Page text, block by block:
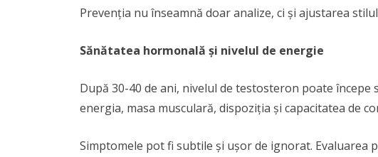
Prevenția nu înseamnă doar analize, ci și ajustarea
Sănătatea hormonală și nivelul de energie
După 30-40 de ani, nivelul de testosteron poate
energia, masa musculară, dispoziția și capacitatea de
Simptomele pot fi subtile și ușor de ignorat. Evaluarea